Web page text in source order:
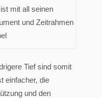
mit all seinen
und Zeitrahmen
Tief sind somit
einfacher, die
und den